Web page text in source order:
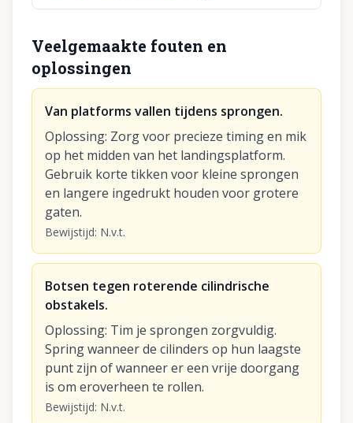
Veelgemaakte fouten en
oplossingen
Van platforms vallen tijdens sprongen.
Oplossing: Zorg voor precieze timing en mik
op het midden van het landingsplatform.
Gebruik korte tikken voor kleine sprongen
en langere ingedrukt houden voor grotere
gaten.
Bewijstijd: N.v.t.
Botsen tegen roterende cilindrische
obstakels.
Oplossing: Tim je sprongen zorgvuldig.
Spring wanneer de cilinders op hun laagste
punt zijn of wanneer er een vrije doorgang
is om eroverheen te rollen.
Bewijstijd: N.v.t.